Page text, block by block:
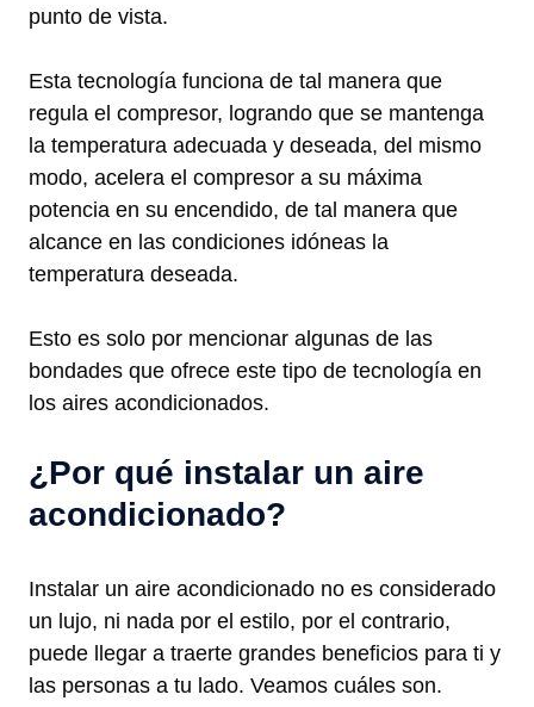
punto de vista.
Esta tecnología funciona de tal manera que
regula el compresor, logrando que se mantenga
la temperatura adecuada y deseada, del mismo
modo, acelera el compresor a su máxima
potencia en su encendido, de tal manera que
alcance en las condiciones idóneas la
temperatura deseada.
Esto es solo por mencionar algunas de las
bondades que ofrece este tipo de tecnología en
los aires acondicionados.
¿Por qué instalar un aire
acondicionado?
Instalar un aire acondicionado no es considerado
un lujo, ni nada por el estilo, por el contrario,
puede llegar a traerte grandes beneficios para ti y
las personas a tu lado. Veamos cuáles son.